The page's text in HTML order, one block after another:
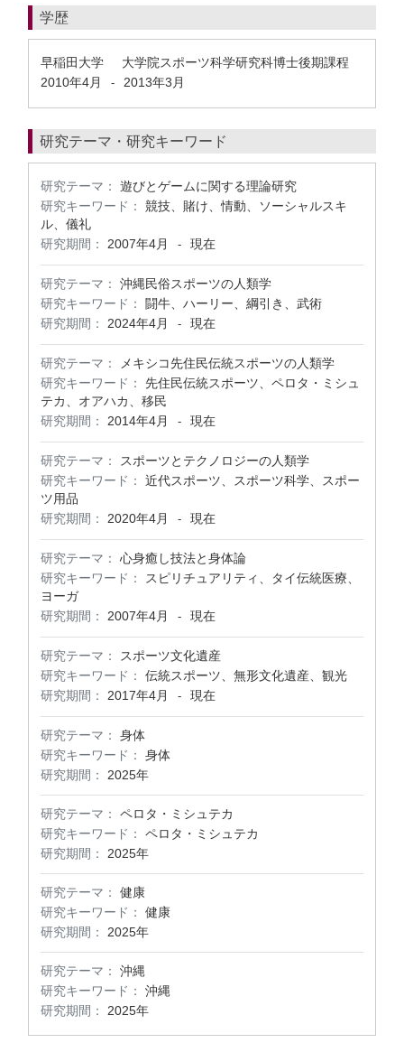
学歴
早稲田大学 大学院スポーツ科学研究科博士後期課程
2010年4月
- 2013年3月
研究テーマ・研究キーワード
研究テーマ：
遊びとゲームに関する理論研究
研究キーワード：
競技、賭け、情動、ソーシャルスキ
ル、儀礼
研究期間：
2007年4月 - 現在
研究テーマ：
沖縄民俗スポーツの人類学
研究キーワード：
闘牛、ハーリー、綱引き、武術
研究期間：
2024年4月 - 現在
研究テーマ：
メキシコ先住民伝統スポーツの人類学
研究キーワード：
先住民伝統スポーツ、ペロタ・ミシュ
テカ、オアハカ、移民
研究期間：
2014年4月 - 現在
研究テーマ：
スポーツとテクノロジーの人類学
研究キーワード：
近代スポーツ、スポーツ科学、スポー
ツ用品
研究期間：
2020年4月 - 現在
研究テーマ：
心身癒し技法と身体論
研究キーワード：
スピリチュアリティ、タイ伝統医療、
ヨーガ
研究期間：
2007年4月 - 現在
研究テーマ：
スポーツ文化遺産
研究キーワード：
伝統スポーツ、無形文化遺産、観光
研究期間：
2017年4月 - 現在
研究テーマ：
身体
研究キーワード：
身体
研究期間：
2025年
研究テーマ：
ペロタ・ミシュテカ
研究キーワード：
ペロタ・ミシュテカ
研究期間：
2025年
研究テーマ：
健康
研究キーワード：
健康
研究期間：
2025年
研究テーマ：
沖縄
研究キーワード：
沖縄
研究期間：
2025年